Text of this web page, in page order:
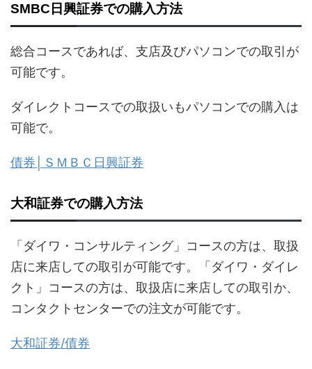
SMBC日興証券での購入方法
総合コースであれば、支店及びパソコンでの取引が
可能です。
ダイレクトコースでの取扱いもパソコンでの購入は
可能で。
債券│ＳＭＢＣ日興証券
大和証券での購入方法
「ダイワ・コンサルティング」コースの方は、取扱
店に来店しての取引が可能です。「ダイワ・ダイレ
クト」コースの方は、取扱店に来店しての取引か、
コンタクトセンターでの注文が可能です。
大和証券/債券